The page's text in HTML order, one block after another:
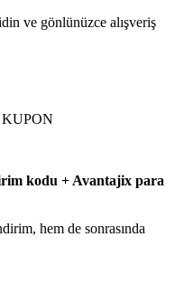
ve gönlünüzce alışveriş
kodu + Avantajix para
hem de sonrasında